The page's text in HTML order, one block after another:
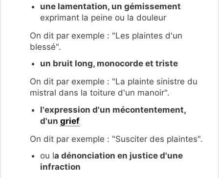
une lamentation, un gémissement
exprimant la peine ou la douleur
On dit par exemple : "Les plaintes d'un
blessé".
un bruit long, monocorde et triste
On dit par exemple : "La plainte sinistre du
mistral dans la toiture d'un manoir".
l'expression d'un mécontentement,
d'un grief
On dit par exemple : "Susciter des plaintes".
ou la dénonciation en justice d'une
infraction